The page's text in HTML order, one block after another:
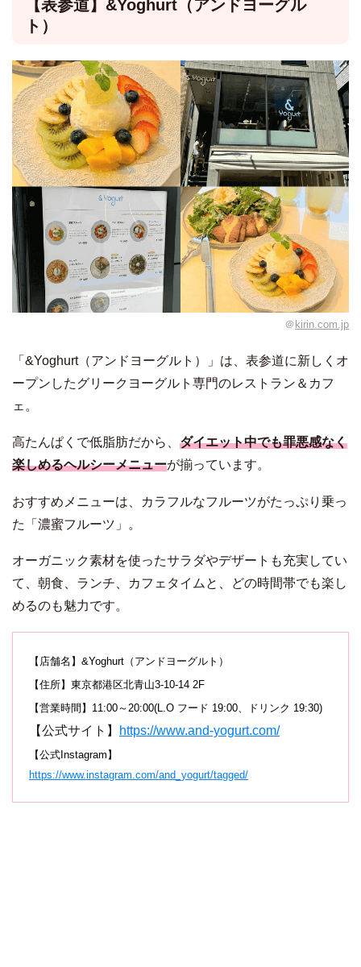
【表参道】&Yoghurt（アンドヨーグル
ト）
＠ kirin.com.jp
「&Yoghurt（アンドヨーグルト）」は、表参道に新しくオ
ープンしたグリークヨーグルト専門のレストラン＆カフ
ェ。
高たんぱくで低脂肪だから、 ダイエット中でも罪悪感なく
楽しめるヘルシーメニューが揃っています。
おすすめメニューは、カラフルなフルーツがたっぷり乗っ
た「濃蜜フルーツ」。
オーガニック素材を使ったサラダやデザートも充実してい
て、朝食、ランチ、カフェタイムと、どの時間帯でも楽し
めるのも魅力です。
【店舗名】&Yoghurt （アンドヨーグルト）
【住所】東京都港区北青山3-10-14 2F
【営業時間】11:00～20:00(L.O フード 19:00、ドリンク 19:30)
【公式サイト】 https://www.and-yogurt.com/
【公式Instagram】
https://www.instagram.com/and_yogurt/tagged/